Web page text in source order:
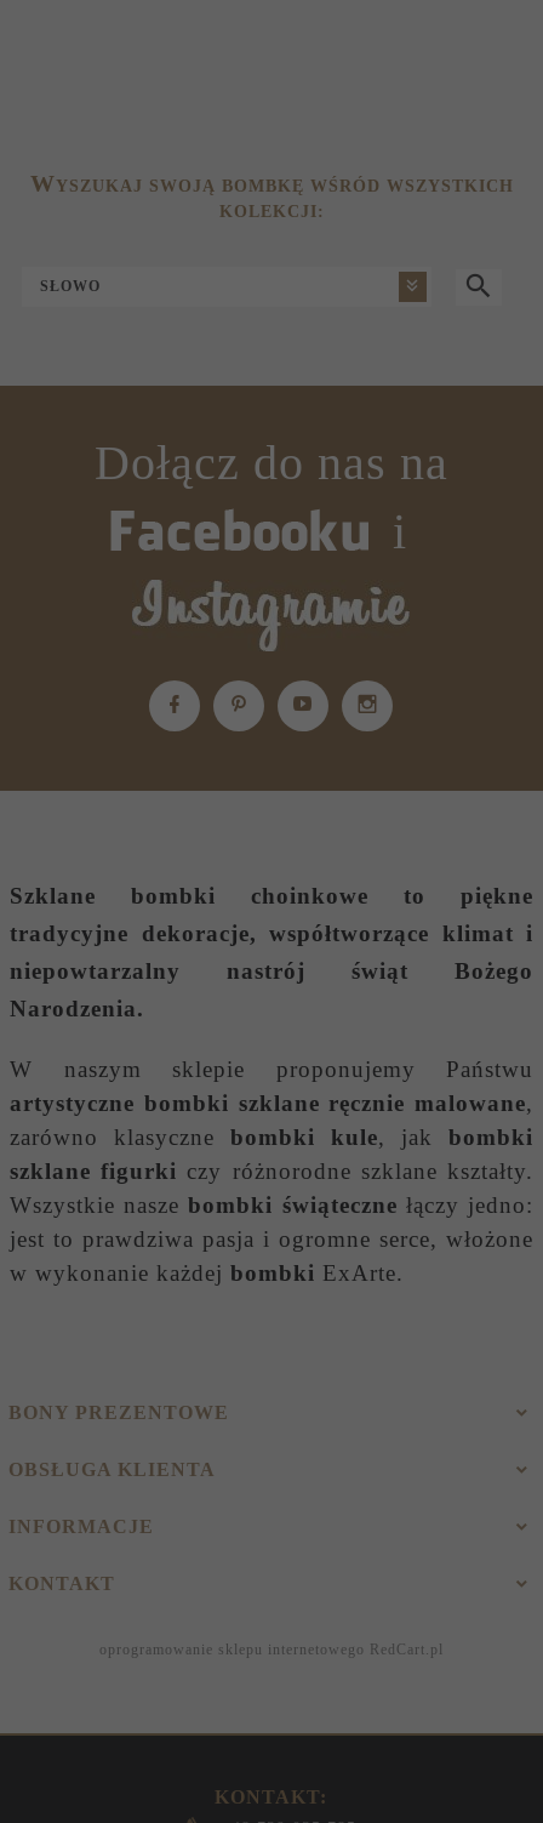
WYSZUKAJ SWOJĄ BOMBKĘ WŚRÓD WSZYSTKICH
KOLEKCJI:
SŁOWO
Dołącz do nas na
i
Szklane bombki choinkowe to piękne
tradycyjne dekoracje, współtworzące klimat i
niepowtarzalny nastrój świąt Bożego
Narodzenia.
W naszym sklepie proponujemy Państwu
artystyczne bombki szklane ręcznie malowane,
zarówno klasyczne bombki kule, jak bombki
szklane figurki czy różnorodne szklane kształty.
Wszystkie naszebombki świąteczne łączy jedno:
jest to prawdziwa pasja i ogromne serce, włożone
w wykonanie każdej bombki ExArte.
BONY PREZENTOWE
OBSŁUGA KLIENTA
INFORMACJE
KONTAKT
oprogramowanie sklepu internetowego RedCart.pl
KONTAKT: